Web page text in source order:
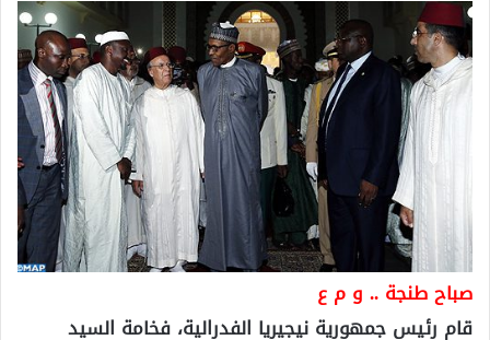
صباح طنجة .. و م ع
قام رئيس جمهورية نيجيريا الفدرالية، فخامة السيد